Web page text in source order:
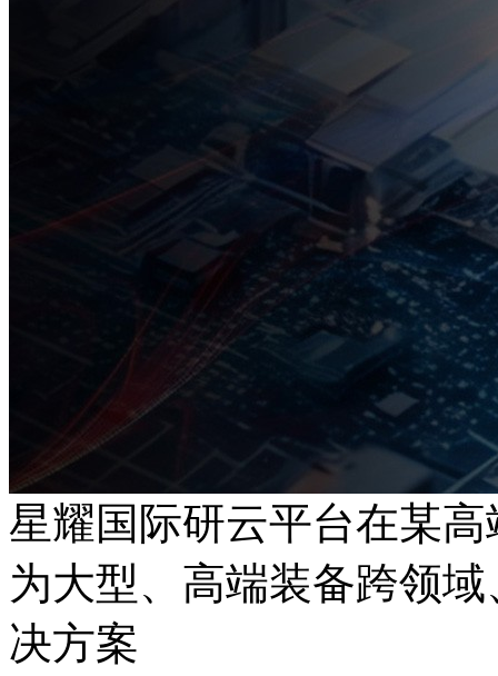
星耀国际研云平台在某
为大型、高端装备跨领
决方案